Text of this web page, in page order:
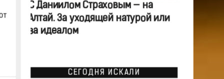
С Даниилом Страховым — на
Алтай. За уходящей натурой или
за идеалом
СЕГОДНЯ ИСКАЛИ